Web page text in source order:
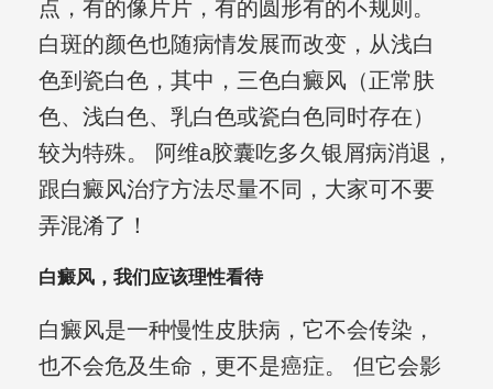
点，有的像片片，有的圆形有的不规则。
白斑的颜色也随病情发展而改变，从浅白
色到瓷白色，其中，三色白癜风（正常肤
色、浅白色、乳白色或瓷白色同时存在）
较为特殊。 阿维a胶囊吃多久银屑病消退，
跟白癜风治疗方法尽量不同，大家可不要
弄混淆了！
白癜风，我们应该理性看待
白癜风是一种慢性皮肤病，它不会传染，
也不会危及生命，更不是癌症。 但它会影